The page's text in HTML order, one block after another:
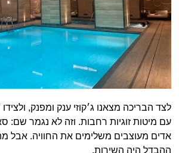
לצד הבריכה מצאנו ג׳קוזי ענק ומפנק,
עם מיטות זוגיות רחבות. וזה לא נגמר שם:
אדים מעוצבים משלימים את החוויה.
ההבדל היה השירות.